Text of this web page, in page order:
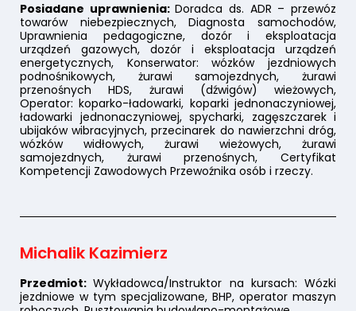
Posiadane uprawnienia:Doradca ds. ADR – przewóz
towarów niebezpiecznych, Diagnosta samochodów,
Uprawnienia pedagogiczne, dozór i eksploatacja
urządzeń gazowych, dozór i eksploatacja urządzeń
energetycznych, Konserwator: wózków jezdniowych
podnośnikowych, żurawi samojezdnych, żurawi
przenośnych HDS, żurawi (dźwigów) wieżowych,
Operator: koparko-ładowarki, koparki jednonaczyniowej,
ładowarki jednonaczyniowej, spycharki, zagęszczarek i
ubijaków wibracyjnych, przecinarek do nawierzchni dróg,
wózków widłowych, żurawi wieżowych, żurawi
samojezdnych, żurawi przenośnych, Certyfikat
Kompetencji Zawodowych Przewoźnika osób i rzeczy.
Michalik Kazimierz
Przedmiot:Wykładowca/Instruktor na kursach: Wózki
jezdniowe w tym specjalizowane, BHP, operator maszyn